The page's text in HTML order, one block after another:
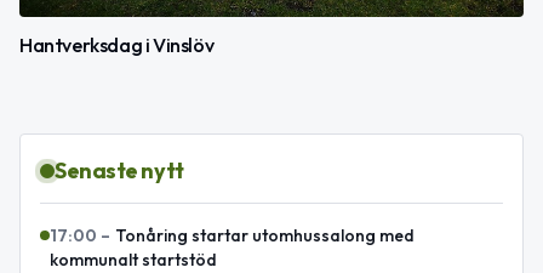
Hantverksdag i Vinslöv
Senaste nytt
17:00 – Tonåring startar utomhussalong med
kommunalt startstöd